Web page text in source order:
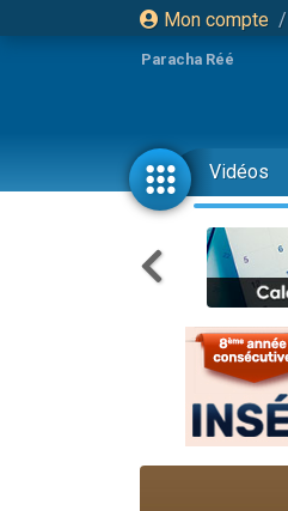
Mon compte /
Paracha Réé
Vidéos